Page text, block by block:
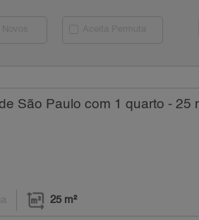
São Paulo com 1 quarto - 25
25 m²